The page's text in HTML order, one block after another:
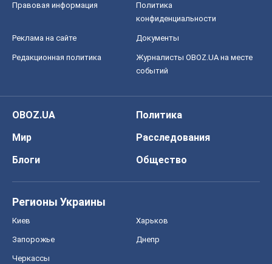
Правовая информация
Политика
конфиденциальности
Реклама на сайте Документы
Редакционная политика
Журналисты OBOZ.UA на месте
событий
OBOZ.UA
Политика
Мир
Расследования
Блоги
Общество
Регионы Украины
Киев Харьков
Запорожье Днепр
Черкассы